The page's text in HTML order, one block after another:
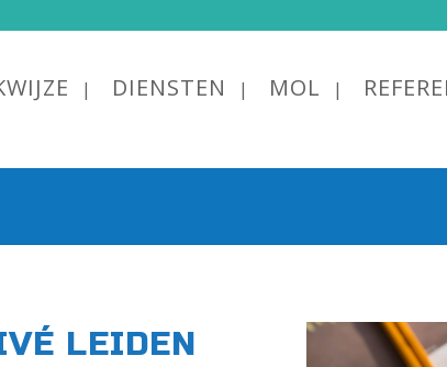
DIENSTEN MOL
LEIDEN